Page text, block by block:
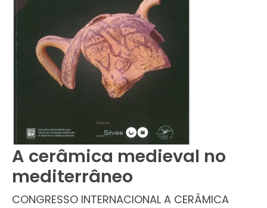
A cerâmica medieval no
mediterrâneo
CONGRESSO INTERNACIONAL A CERÂMICA